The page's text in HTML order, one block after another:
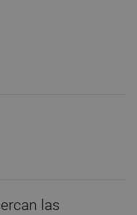
las